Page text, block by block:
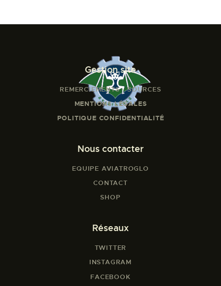
Gestion site
REMERCIEMENTS - SOURCES
MENTIONS LÉGALES
POLITIQUE CONFIDENTIALITÉ
Nous contacter
EQUIPE AVIATROGLO
CONTACT
SHOP
Réseaux
TWITTER
INSTAGRAM
FACEBOOK